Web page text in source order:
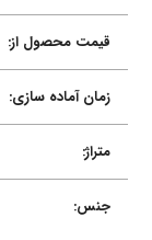
قیمت محصول از:
زمان آماده سازی:
متراژ:
جنس: